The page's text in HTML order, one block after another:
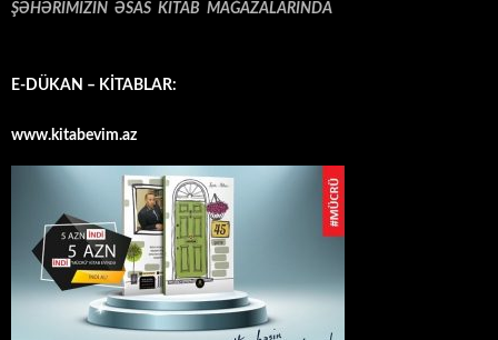
ŞƏHƏRİMİZİN ƏSAS KİTAB MAĞAZALARINDA
E-DÜKAN – KİTABLAR:
www.kitabevim.az